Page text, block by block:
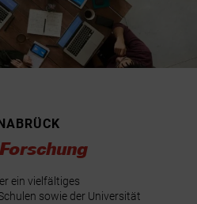
ein vielfältiges
sowie der Universität